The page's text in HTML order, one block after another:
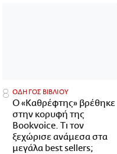
ΟΔΗΓΟΣ ΒΙΒΛΙΟΥ
Ο «Καθρέφτης» βρέθηκε
στην κορυφή της
Bookvoice. Τι τον
ξεχώρισε ανάμεσα στα
μεγάλα best sellers;